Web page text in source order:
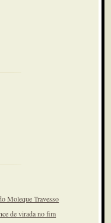
Moleque Travesso
de virada no fim